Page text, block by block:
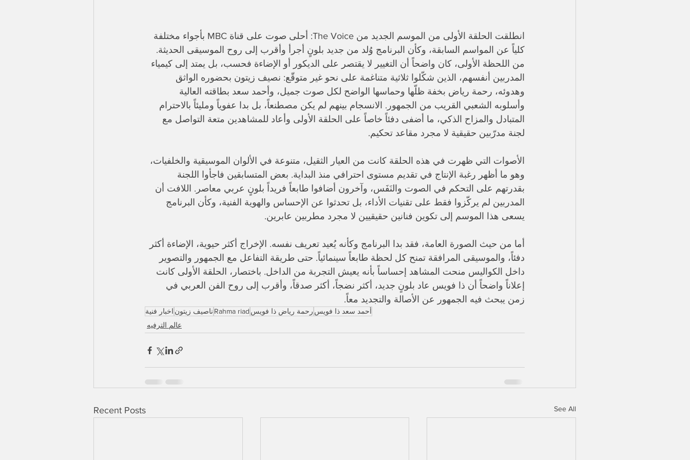
انطلقت الحلقة الأولى من الموسم الجديد من The Voice: أحلى صوت على قناة MBC بأجواء مختلفة
كلياً عن المواسم السابقة، وكأن البرنامج وُلد من جديد بلونٍ أجرأ وأقرب إلى روح الموسيقى الحديثة.
من اللحظة الأولى، كان واضحاً أن التغيير لا يقتصر على الديكور أو الإضاءة فحسب، بل يمتد إلى كيمياء
المدربين أنفسهم، الذين شكّلوا ثلاثية متناغمة على نحو غير متوقّع: نصيف زيتون بحضوره الواثق
وهدوئه، رحمة رياض بخفة ظلّها وحماسها الواضح لكل صوت جميل، وأحمد سعد بطاقته العالية
وأسلوبه الشعبي القريب من الجمهور. الانسجام بينهم لم يكن مصطنعاً، بل بدا عفوياً ومليئاً بالاحترام
المتبادل والمزاح الذكي، ما أضفى دفئاً خاصاً على الحلقة الأولى وأعاد للمشاهدين متعة التواصل مع
لجنة مدرّبين حقيقية لا مجرد مقاعد تحكيم.
الأصوات التي ظهرت في هذه الحلقة كانت من العيار الثقيل، متنوعة في الألوان الموسيقية والخلفيات،
وهو ما أظهر رغبة الإنتاج في تقديم مستوى احترافي منذ البداية. بعض المتسابقين فاجأوا اللجنة
بقدرتهم على التحكم في الصوت والنَفَس، وآخرون أضافوا طابعاً فريداً بلونٍ عربي معاصر. اللافت أن
المدربين لم يركّزوا فقط على تقنيات الأداء، بل تحدثوا عن الإحساس والهوية الفنية، وكأن البرنامج
يسعى هذا الموسم إلى تكوين فنانين حقيقيين لا مجرد مطربين عابرين.
أما من حيث الصورة العامة، فقد بدا البرنامج وكأنه يُعيد تعريف نفسه. الإخراج أكثر حيوية، الإضاءة أكثر
دفئاً، والموسيقى المرافقة تمنح كل لحظة طابعاً سينمائياً. حتى طريقة التفاعل مع الجمهور والتصوير
داخل الكواليس منحت المشاهد إحساساً بأنه يعيش التجربة من الداخل. باختصار، الحلقة الأولى كانت
إعلاناً واضحاً أن ذا فويس عاد بلونٍ جديد، أكثر نضجاً، أكثر صدقاً، وأقرب إلى روح الفن العربي في
زمن يبحث فيه الجمهور عن الأصالة والتجديد معاً.
اخبار فنية ناصيف زيتون Rahma riad رحمة رياض ذا فويس أحمد سعد ذا فويس
عالم الترفيه
Recent Posts See All